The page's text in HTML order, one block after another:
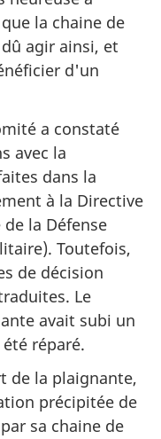
la chaine de
agir ainsi, et
d'un
a constaté
avec la
dans la
à la Directive
la Défense
Toutefois,
de décision
Le
avait subi un
réparé.
de la plaignante,
précipitée de
sa chaine de